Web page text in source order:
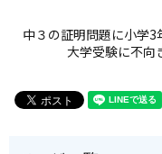
中３の証明問題に小学3
大学受験に不向